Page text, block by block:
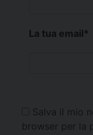
La tua email*
Salva il mio
browser per la